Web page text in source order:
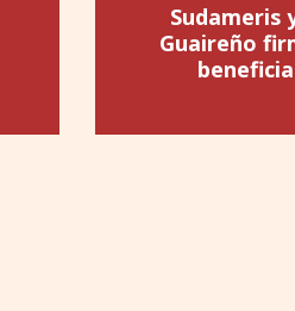
Sudameris
Guaireño